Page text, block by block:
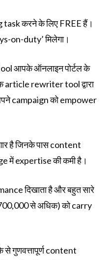
करने के लिए FREE हैं।
on-duty’ मिलेगा।
आपके ऑनलाइन पोर्टल के
article rewriter tool द्वारा
campaign को empower
है जिनके पास content
में expertise की कमी है।
दिखाता है और बहुत सारे
से अधिक) को carry
गुणवत्तापूर्ण content